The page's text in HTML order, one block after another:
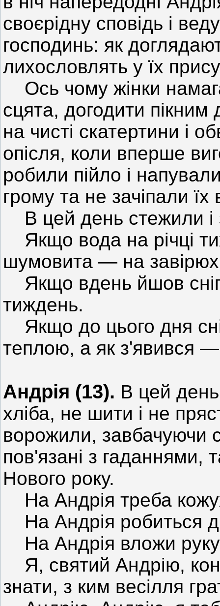
своєрідну сповідь і
господинь: як
лихословлять у їх
Ось чому жінки
сцята, догодити
на чисті скатертини і
опісля, коли вперше
робили пійло і
грому та не зачіпали їх
В цей день стежили і
Якщо вода на річці
шумовита — на
Якщо вдень йшов
тиждень.
Якщо до цього дня
теплою, а як з'явився
Андрія (13). В цей
хліба, не шити і не
ворожили, завбачуючи
пов'язані з гаданнями,
Нового року.
На Андрія треба
На Андрія робиться
На Андрія вложи руку
Я, святий Андрію,
знати, з ким весілля